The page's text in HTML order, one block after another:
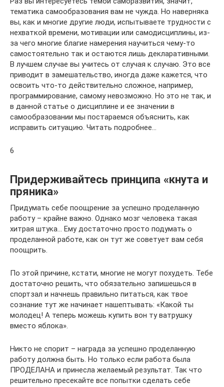
тематика самообразования вам не чужда. Но наверняка
вы, как и многие другие люди, испытываете трудности с
нехваткой времени, мотивации или самодисциплины, из-
за чего многие благие намерения научиться чему-то
самостоятельно так и остаются лишь декларативными.
В лучшем случае вы учитесь от случая к случаю. Это все
приводит в замешательство, иногда даже кажется, что
освоить что-то действительно сложное, например,
программирование, самому невозможно. Но это не так, и
в данной статье о дисциплине и ее значении в
самообразовании мы постараемся объяснить, как
исправить ситуацию. Читать подробнее…
6
Придерживайтесь принципа «кнута и
пряника»
Придумать себе поощрение за успешно проделанную
работу – крайне важно. Однако мозг человека такая
хитрая штука… Ему достаточно просто подумать о
проделанной работе, как он тут же советует вам себя
поощрить.
По этой причине, кстати, многие не могут похудеть. Тебе
достаточно решить, что обязательно запишешься в
спортзал и начнешь правильно питаться, как твое
сознание тут же начинает нашептывать: «Какой ты
молодец! А теперь можешь купить вон ту ватрушку
вместо яблока».
Никто не спорит – награда за успешно проделанную
работу должна быть. Но только если работа была
ПРОДЕЛАНА и принесла желаемый результат. Так что
решительно пресекайте все попытки сделать себе